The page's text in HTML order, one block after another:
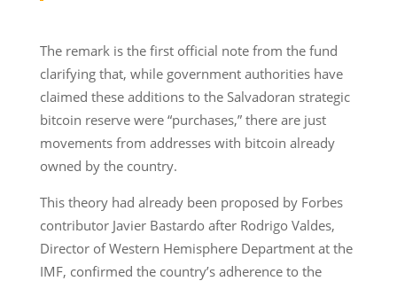
The remark is the first official note from the fund
clarifying that, while government authorities have
claimed these additions to the Salvadoran strategic
bitcoin reserve were “purchases,” there are just
movements from addresses with bitcoin already
owned by the country.
This theory had already been proposed by Forbes
contributor Javier Bastardo after Rodrigo Valdes,
Director of Western Hemisphere Department at the
IMF, confirmed the country’s adherence to the